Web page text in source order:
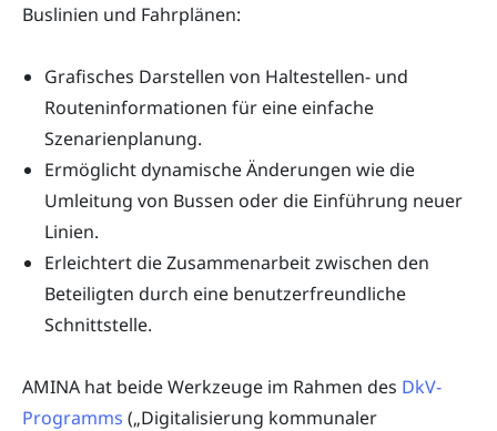
Buslinien und Fahrplänen:
Grafisches Darstellen von Haltestellen- und
Routeninformationen für eine einfache
Szenarienplanung.
Ermöglicht dynamische Änderungen wie die
Umleitung von Bussen oder die Einführung neuer
Linien.
Erleichtert die Zusammenarbeit zwischen den
Beteiligten durch eine benutzerfreundliche
Schnittstelle.
AMINA hat beide Werkzeuge im Rahmen des DkV-
Programms („Digitalisierung kommunaler